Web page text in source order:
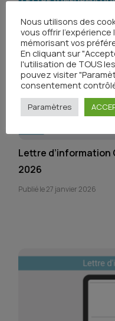
Lettre d’information
2026
Publié le 27 janvier 2026
Nous utilisons des
vous offrir
mémorisant vos
En cliquant sur
l'utilisation de TOUS
pouvez visiter
consentement
Paramètres